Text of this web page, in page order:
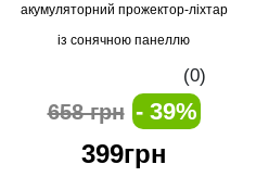
акумуляторний прожектор-ліхтар
із сонячною панеллю
Multifunctional Searchlight MH818A
(0)
658 грн - 39%
399грн